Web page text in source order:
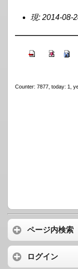
現: 2014-08-
Counter: 7877, today: 1,
ページ内検索
ログイン